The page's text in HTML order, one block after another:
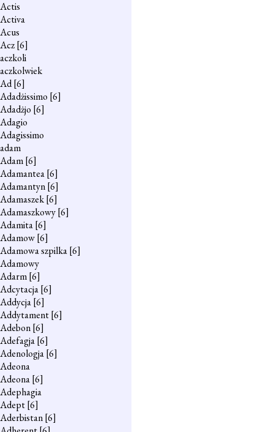
Actis
Activa
Acus
Acz[6]
aczkoli
aczkolwiek
Ad[6]
Adadżissimo [6]
Adadżjo [6]
Adagio
Adagissimo
adam
Adam[6]
Adamantea[6]
Adamantyn[6]
Adamaszek[6]
Adamaszkowy[6]
Adamita[6]
Adamow[6]
Adamowa szpilka[6]
Adamowy
Adarm[6]
Adcytacja[6]
Addycja[6]
Addytament[6]
Adebon[6]
Adefagja[6]
Adenologja[6]
Adeona
Adeona[6]
Adephagia
Adept[6]
Aderbistan[6]